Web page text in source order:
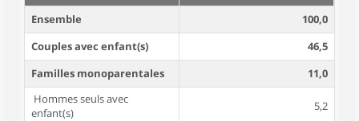
Ensemble
100,0
Couples avec enfant(s)
46,5
Familles monoparentales
11,0
Hommes seuls avec
enfant(s)
5,2